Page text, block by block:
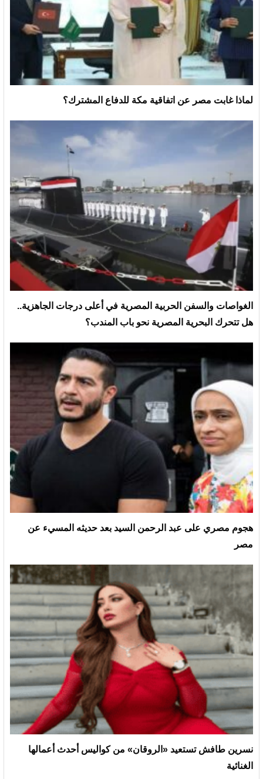
لماذا غابت مصر عن اتفاقية مكة للدفاع المشترك؟
الغواصات والسفن الحربية المصرية في أعلى درجات الجاهزية..
هل تتحرك البحرية المصرية نحو باب المندب؟
هجوم مصري على عبد الرحمن السيد بعد حديثه المسيء عن
مصر
نسرين طافش تستعيد «الروقان» من كواليس أحدث أعمالها
الغنائية